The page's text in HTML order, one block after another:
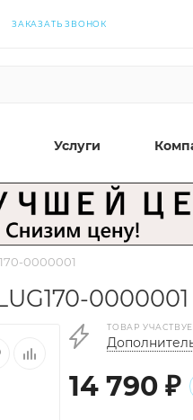
ЗАКАЗАТЬ ЗВОНОК
Услуги
0000001
0000001
ТОВАР
14 790 ₽